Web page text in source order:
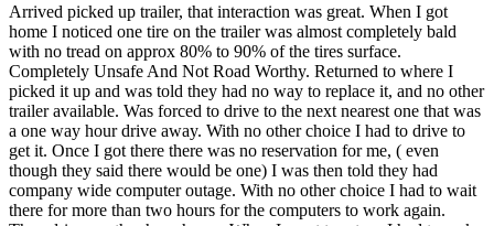
Arrived picked up trailer, that interaction was great. When I got
home I noticed one tire on the trailer was almost completely bald
with no tread on approx 80% to 90% of the tires surface.
Completely Unsafe And Not Road Worthy. Returned to where I
picked it up and was told they had no way to replace it, and no other
trailer available. Was forced to drive to the next nearest one that was
a one way hour drive away. With no other choice I had to drive to
get it. Once I got there there was no reservation for me, ( even
though they said there would be one) I was then told they had
company wide computer outage. With no other choice I had to wait
there for more than two hours for the computers to work again.